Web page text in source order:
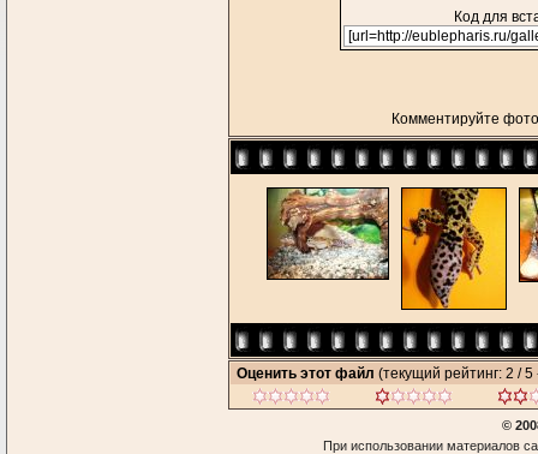
Код для
Комментируйте
Оценить этот файл (текущий рейтинг: 2 / 5
©
При использовании материалов